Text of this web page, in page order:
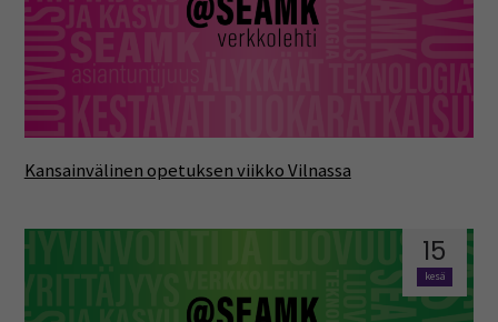
Kansainvälinen opetuksen viikko Vilnassa
15
kesä